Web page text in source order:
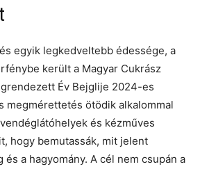
egyik legkedveltebb édessége, a
került a Magyar Cukrász
Év Bejglije 2024-es
megmérettetés ötödik alkalommal
és kézműves
hogy bemutassák, mit jelent
és a hagyomány. A cél nem csupán a